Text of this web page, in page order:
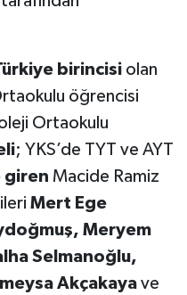
birincisiolan
öğrencisi
Ortaokulu
; YKS’de TYT ve AYT
giren Macide Ramiz
Mert Ege
Meryem
Selmanoğlu,
Akçakayave